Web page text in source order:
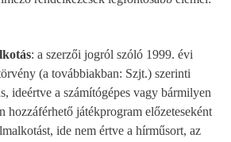
: a szerzői jogról szóló 1999. évi
(a továbbiakban: Szjt.) szerinti
ideértve a számítógépes vagy bármilyen
hozzáférhető játékprogram előzeteseként
ide nem értve a hírműsort, az